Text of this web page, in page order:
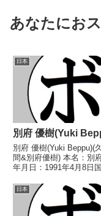
あなたにお
日本
別府 優樹(Yuki
別府 優樹(Yuki Beppu)(
間&別府優樹) 本名：別
年月日：1991年4月8日国
分 【獲得タイトル】
日本ウェルター級新人王
WBOアジアパシフィッ
日本